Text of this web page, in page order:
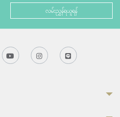
လမ်းညွှန်ရယူရန်